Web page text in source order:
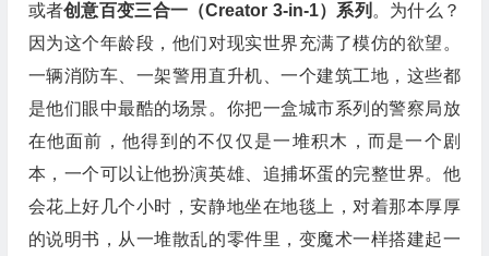
或者创意百变三合一（Creator 3-in-1）系列 。为什么？
因为这个年龄段，他们对现实世界充满了模仿的欲望。
一辆消防车、一架警用直升机、一个建筑工地，这些都
是他们眼中最酷的场景。你把一盒城市系列的警察局放
在他面前，他得到的不仅仅是一堆积木，而是一个剧
本，一个可以让他扮演英雄、追捕坏蛋的完整世界。他
会花上好几个小时，安静地坐在地毯上，对着那本厚厚
的说明书，从一堆散乱的零件里，变魔术一样搭建起一